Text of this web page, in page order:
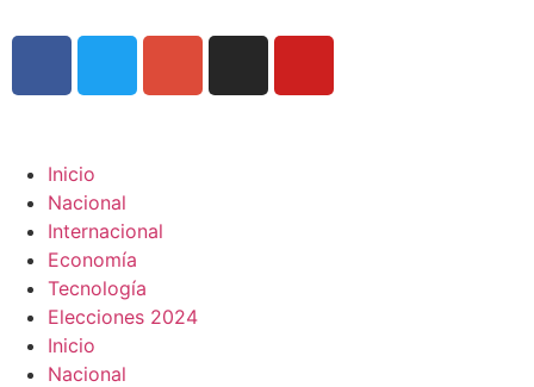
Inicio
Nacional
Internacional
Economía
Tecnología
Elecciones 2024
Inicio
Nacional